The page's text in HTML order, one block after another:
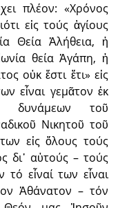
πλέον: «Χρόνος
εἰς τούς ἁγίους
Θεία Ἀλήθεια, ἡ
θεία Ἀγάπη, ἡ
οὐκ ἔστι ἔτι» εἰς
εἶναι γεμᾶτον ἐκ
δυνάμεων τοῦ
Νικητοῦ τοῦ
εἰς ὅλους τούς
δι᾽ αὐτούς – τούς
τό εἶναί των εἶναι
Ἀθάνατον – τόν